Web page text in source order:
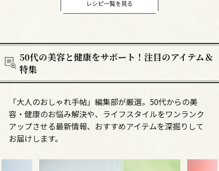
レシピ一覧を見る
50代の美容と健康をサポート！注目のアイテム＆
特集
「大人のおしゃれ手帖」編集部が厳選。50代からの美
容・健康のお悩み解決や、ライフスタイルをワンランク
アップさせる最新情報、おすすめアイテムを深掘りして
お届けします。